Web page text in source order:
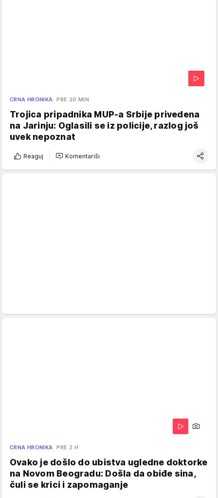
CRNA HRONIKA PRE 20 MIN
Trojica pripadnika MUP-a Srbije privedena
na Jarinju: Oglasili se iz policije, razlog još
uvek nepoznat
Reaguj Komentariši
CRNA HRONIKA PRE 2 H
Ovako je došlo do ubistva ugledne doktorke
na Novom Beogradu: Došla da obiđe sina,
čuli se krici i zapomaganje